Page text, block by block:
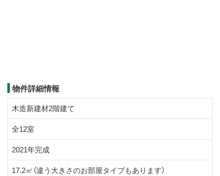
物件詳細情報
木造新建材2階建て
全12室
2021年完成
17.2㎡（違う大きさのお部屋タイプもあります）